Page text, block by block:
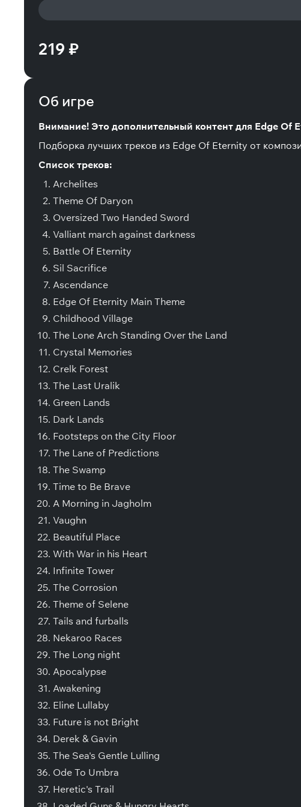
219 ₽
Об игре
Внимание! Это дополнительный контент для Edge Of
Подборка лучших треков из Edge Of Eternity от
Список треков:
Archelites
Theme Of Daryon
Oversized Two Handed Sword
Valliant march against darkness
Battle Of Eternity
Sil Sacrifice
Ascendance
Edge Of Eternity Main Theme
Childhood Village
The Lone Arch Standing Over the Land
Crystal Memories
Crelk Forest
The Last Uralik
Green Lands
Dark Lands
Footsteps on the City Floor
The Lane of Predictions
The Swamp
Time to Be Brave
A Morning in Jagholm
Vaughn
Beautiful Place
With War in his Heart
Infinite Tower
The Corrosion
Theme of Selene
Tails and furballs
Nekaroo Races
The Long night
Apocalypse
Awakening
Eline Lullaby
Future is not Bright
Derek & Gavin
The Sea's Gentle Lulling
Ode To Umbra
Heretic's Trail